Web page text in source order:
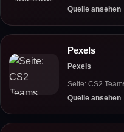
Quelle ansehen
Pexels
Pexels
Seite: CS2
Quelle ansehen